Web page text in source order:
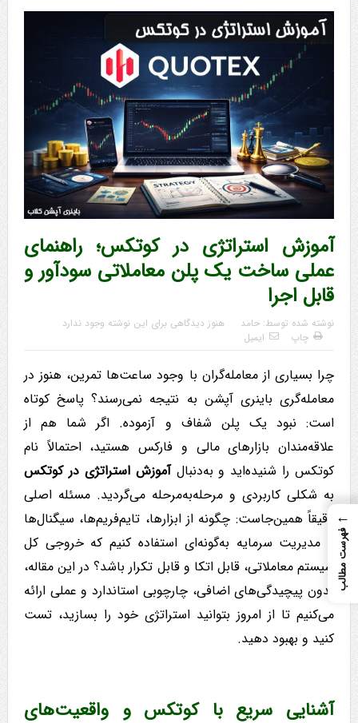
آموزش استراتژی در کوتکس؛ راهنمای
عملی ساخت یک پلن معاملاتی سودآور و
قابل اجرا
نوشته شده توسط: حامد
هنوز دیدگاهی برای این نوشته وجود ندارد
چاپ
ایمیل
چرا بسیاری از معامله‌گران با وجود ساعت‌ها تمرین، هنوز در
معامله‌گری باینری آپشن به نتیجه نمی‌رسند؟ پاسخ کوتاه
است: نبود یک پلن شفاف و آزموده. اگر شما هم از
علاقه‌مندان بازارهای مالی و فارکس هستید، احتمالاً نام
کوتکس را شنیده‌اید و به‌دنبالآموزش استراتژی در کوتکس
به شکلی کاربردی و مرحله‌به‌مرحله می‌گردید. مسئله اصلی
دقیقاً همین‌جاست: چگونه از ابزارها، تایم‌فریم‌ها، سیگنال‌ها
و مدیریت سرمایه به‌گونه‌ای استفاده کنیم که خروجی کل
سیستم معاملاتی، قابل اتکا و قابل تکرار باشد؟ در این مقاله،
بدون پیچیدگی‌های اضافی، چارچوبی استاندارد و عملی ارائه
می‌کنیم تا از امروز بتوانید استراتژی خود را بسازید، تست
کنید و بهبود دهید.
آشنایی سریع با کوتکس و واقعیت‌های
←
فهرست مطالب